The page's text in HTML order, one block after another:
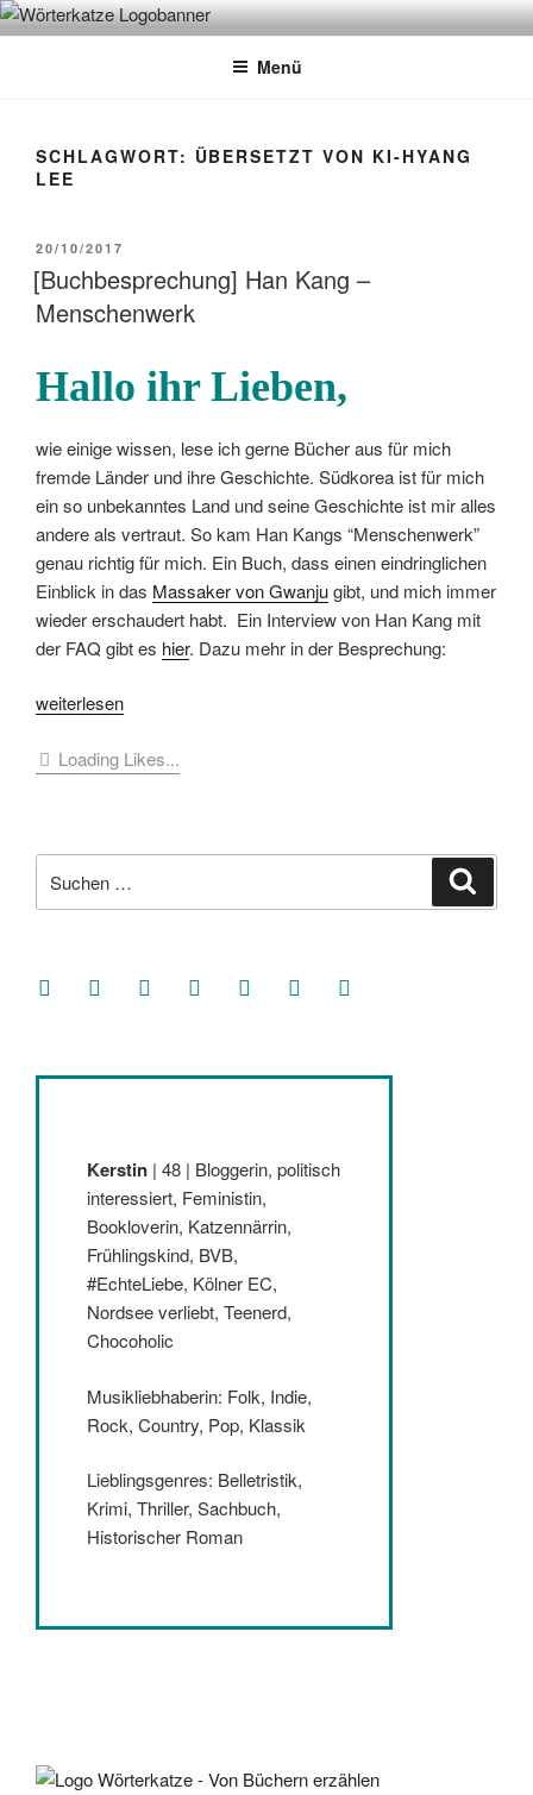
Zum
InhaltWÖRTERKATZE
Von Büchern erzählen
Menü
SCHLAGWORT: ÜBERSETZT VON KI-HYANG
LEE
VERÖFFENTLICHT
AM
20/10/2017
[Buchbesprechung] Han Kang –
Menschenwerk
Hallo ihr Lieben,
wie einige wissen, lese ich gerne Bücher aus für mich
fremde Länder und ihre Geschichte. Südkorea ist für mich
ein so unbekanntes Land und seine Geschichte ist mir alles
andere als vertraut. So kam Han Kangs “Menschenwerk”
genau richtig für mich. Ein Buch, dass einen eindringlichen
Einblick in das Massaker von Gwanjugibt, und mich immer
wieder erschaudert habt. Ein Interview von Han Kang mit
der FAQ gibt es hier. Dazu mehr in der Besprechung:
„[Buchbesprechung]
Kang
weiterlesen
Loading Likes...
nach:
facebooksoundcloud
twitter mastodoninstagramthreads goodreads
Kerstin | 48 | Bloggerin, politisch
interessiert, Feministin,
Bookloverin, Katzennärrin,
Frühlingskind, BVB,
#EchteLiebe, Kölner EC,
Nordsee verliebt, Teenerd,
Chocoholic
Musikliebhaberin: Folk, Indie,
Rock, Country, Pop, Klassik
Lieblingsgenres: Belletristik,
Krimi, Thriller, Sachbuch,
Historischer Roman